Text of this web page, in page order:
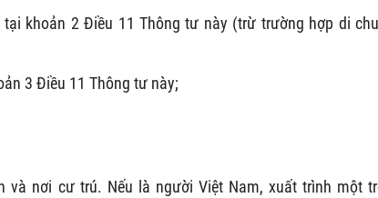
khoản 2 Điều 11 Thông tư này (trừ trường hợp di
3 Điều 11 Thông tư này;
và nơi cư trú. Nếu là người Việt Nam, xuất trình một